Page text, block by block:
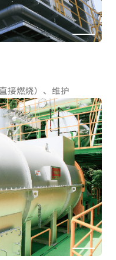
接燃烧）、维护